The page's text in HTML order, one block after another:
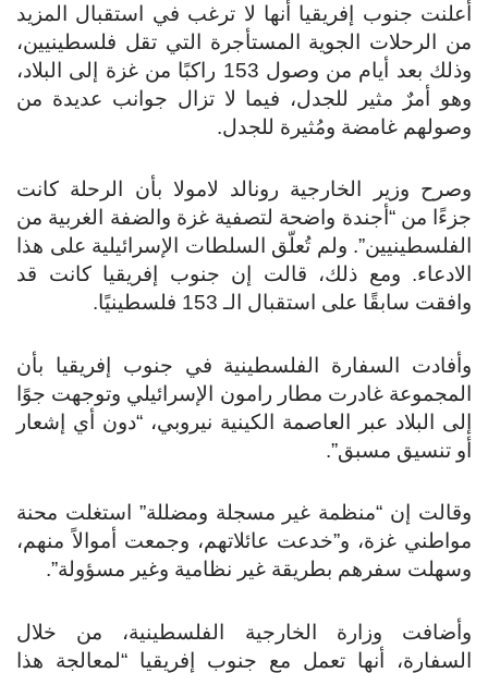
أعلنت جنوب إفريقيا أنها لا ترغب في استقبال المزيد
من الرحلات الجوية المستأجرة التي تقل فلسطينيين،
وذلك بعد أيام من وصول 153 راكبًا من غزة إلى البلاد،
وهو أمرٌ مثير للجدل، فيما لا تزال جوانب عديدة من
وصولهم غامضة ومُثيرة للجدل.
وصرح وزير الخارجية رونالد لامولا بأن الرحلة كانت
جزءًا من “أجندة واضحة لتصفية غزة والضفة الغربية من
الفلسطينيين”. ولم تُعلّق السلطات الإسرائيلية على هذا
الادعاء. ومع ذلك، قالت إن جنوب إفريقيا كانت قد
وافقت سابقًا على استقبال الـ 153 فلسطينيًا.
وأفادت السفارة الفلسطينية في جنوب إفريقيا بأن
المجموعة غادرت مطار رامون الإسرائيلي وتوجهت جوًا
إلى البلاد عبر العاصمة الكينية نيروبي، “دون أي إشعار
أو تنسيق مسبق”.
وقالت إن “منظمة غير مسجلة ومضللة” استغلت محنة
مواطني غزة، و”خدعت عائلاتهم، وجمعت أموالاً منهم،
وسهلت سفرهم بطريقة غير نظامية وغير مسؤولة”.
وأضافت وزارة الخارجية الفلسطينية، من خلال
السفارة، أنها تعمل مع جنوب إفريقيا “لمعالجة هذا